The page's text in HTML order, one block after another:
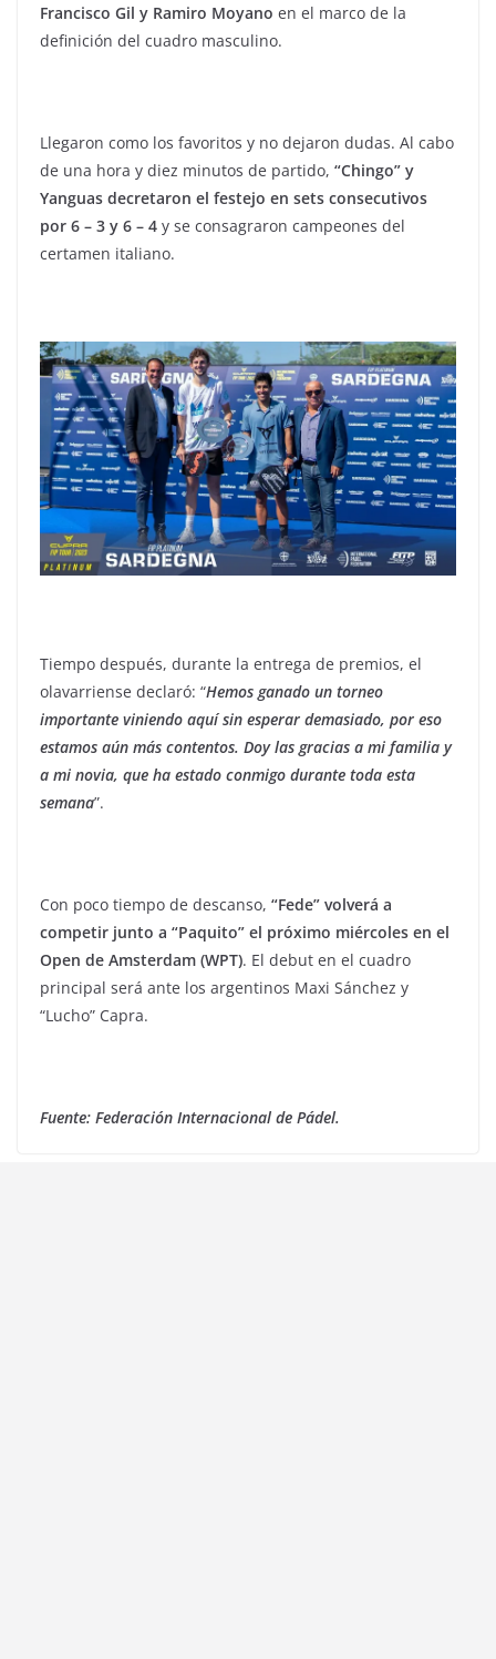
Francisco Gil y Ramiro Moyano en el marco de la
definición del cuadro masculino.
Llegaron como los favoritos y no dejaron dudas. Al cabo
de una hora y diez minutos de partido, “Chingo” y
Yanguas decretaron el festejo en sets consecutivos
por 6 – 3 y 6 – 4 y se consagraron campeones del
certamen italiano.
Tiempo después, durante la entrega de premios, el
olavarriense declaró: “Hemos ganado un torneo
importante viniendo aquí sin esperar demasiado, por eso
estamos aún más contentos. Doy las gracias a mi familia y
a mi novia, que ha estado conmigo durante toda esta
semana”.
Con poco tiempo de descanso, “Fede” volverá a
competir junto a “Paquito” el próximo miércoles en el
Open de Amsterdam (WPT). El debut en el cuadro
principal será ante los argentinos Maxi Sánchez y
“Lucho” Capra.
Fuente: Federación Internacional de Pádel.